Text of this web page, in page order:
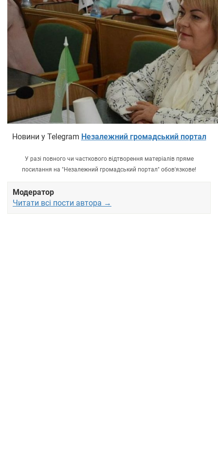
Новини у Telegram Незалежний громадський портал
У разі повного чи часткового відтворення матеріалів пряме
посилання на "Незалежний громадський портал" обов'язкове!
Модератор
Читати всі пости автора →